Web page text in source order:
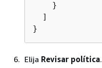
    }
  ]
}
Elija Revisar política.